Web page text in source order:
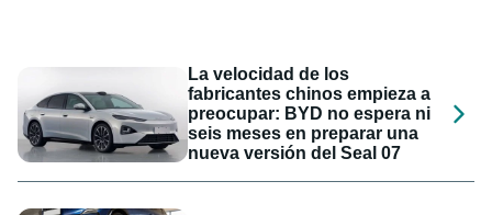
La velocidad de los
fabricantes chinos empieza a
preocupar: BYD no espera ni
seis meses en preparar una
nueva versión del Seal 07